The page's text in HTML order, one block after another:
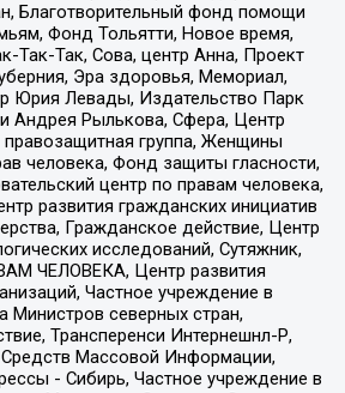
Благотворительный фонд помощи
Фонд Тольятти, Новое время,
Так-Так, Сова, центр Анна, Проект
Эра здоровья, Мемориал,
Юрия Левады, Издательство Парк
Андрея Рылькова, Сфера, Центр
группа, Женщины
человека, Фонд защиты гласности,
центр по правам человека,
развития гражданских инициатив
Гражданское действие, Центр
исследований, Сутяжник,
ЧЕЛОВЕКА, Центр развития
Частное учреждение в
Министров северных стран,
Трансперенси Интернешнл-Р,
Массовой Информации,
- Сибирь, Частное учреждение в